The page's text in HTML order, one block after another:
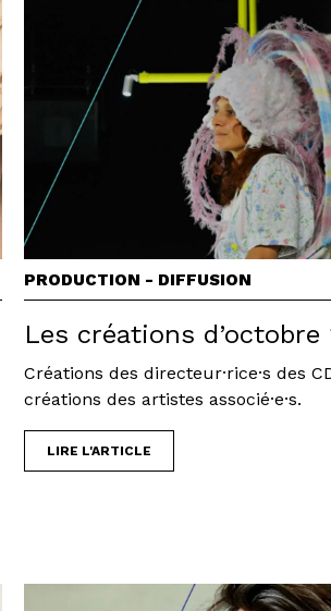
PRODUCTION - DIFFUSION
Les créations d’octobre
Créations des directeur·rice·s des
créations des artistes associé·e·s.
LIRE L'ARTICLE